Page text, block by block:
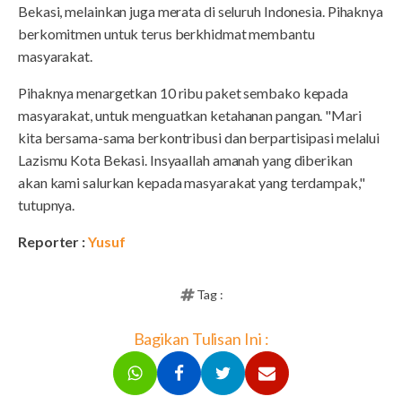
Bekasi, melainkan juga merata di seluruh Indonesia. Pihaknya
berkomitmen untuk terus berkhidmat membantu
masyarakat.
Pihaknya menargetkan 10 ribu paket sembako kepada
masyarakat, untuk menguatkan ketahanan pangan. "Mari
kita bersama-sama berkontribusi dan berpartisipasi melalui
Lazismu Kota Bekasi. Insyaallah amanah yang diberikan
akan kami salurkan kepada masyarakat yang terdampak,"
tutupnya.
Reporter :Yusuf
Tag :
Bagikan Tulisan Ini :